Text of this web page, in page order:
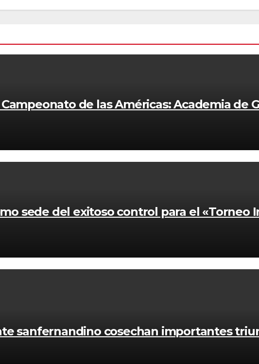
de las Américas: Academia de
sede del exitoso control para el «Torneo
sanfernandino cosechan importantes